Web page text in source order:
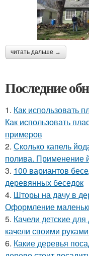
читать дальше →
Последние
1. Как использовать
Как использовать
примеров
2. Сколько капель
полива. Применение
3. 100 вариантов
деревянных беседок
4. Шторы на дачу в
Оформление
5. Качели детские
качели своими
6. Какие деревья